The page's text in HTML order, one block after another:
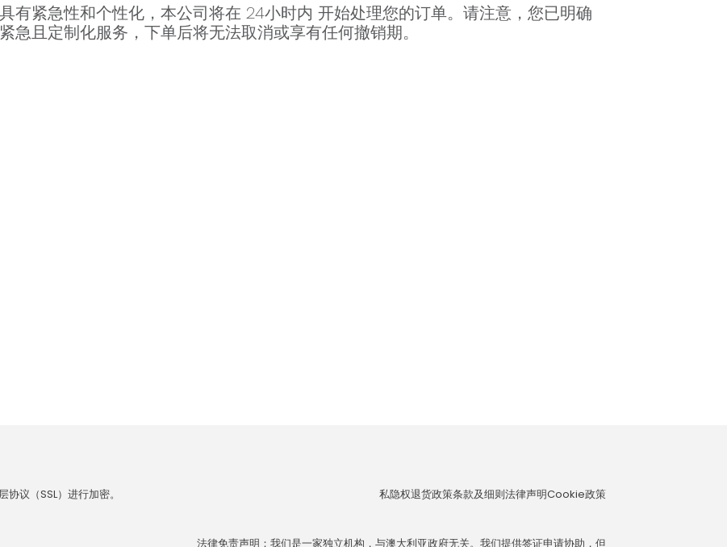
有紧急性和个性化，本公司将在 24小时内 开始处理您的订单。请注意，您已明确
急且定制化服务，下单后将无法取消或享有任何撤销期。
议（SSL）进行加密。 私隐权退货政策条款及细则法律声明Cookie政策
法律免责声明：我们是一家独立机构，与澳大利亚政府无关。我们提供签证申请协助，但